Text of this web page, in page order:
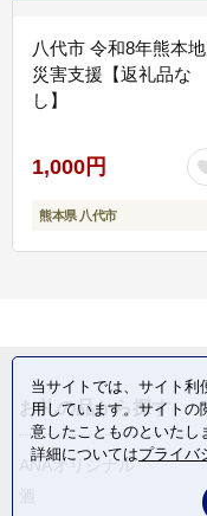
八代市 令和8年熊本
災害支援【返礼品な
し】
1,000円
熊本県 八代市
お礼の品から探す
ANAオリジナル
当サイトでは、サイト利
用しています。サイトの
意したことものといたし
詳細についてはプライバ